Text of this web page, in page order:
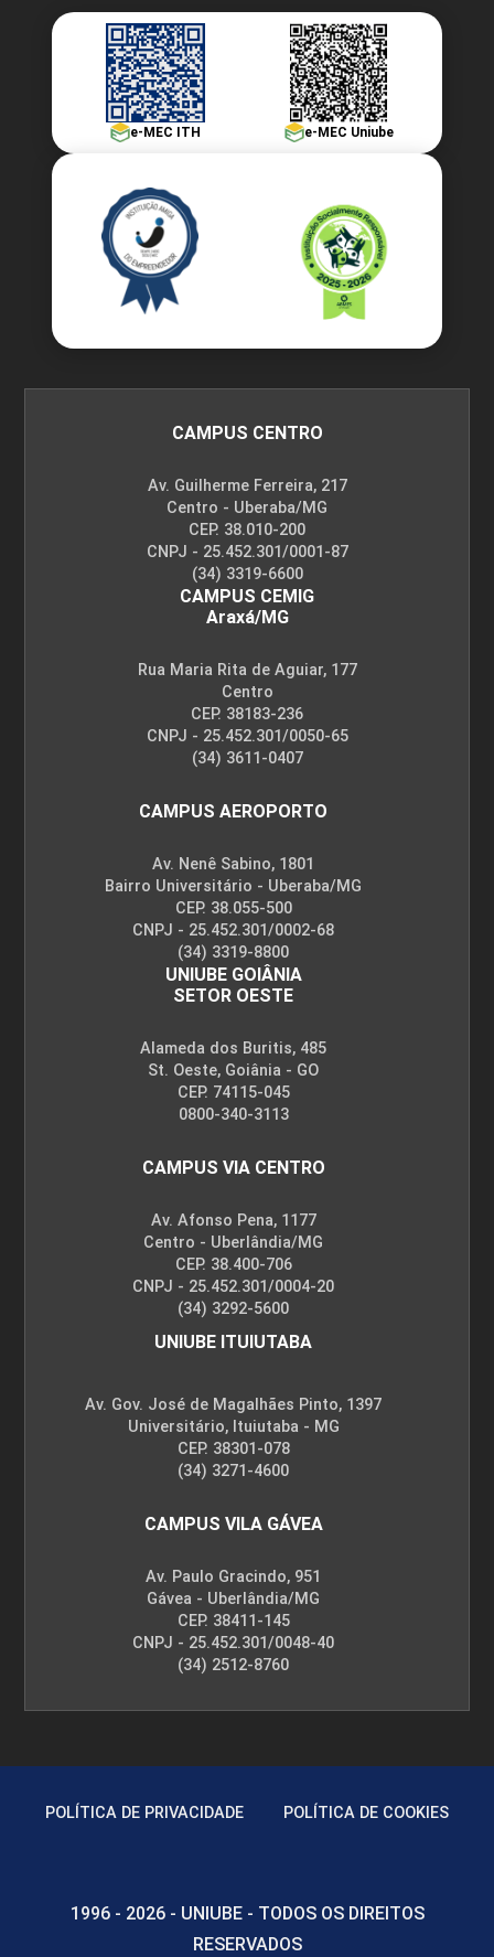
e-MEC ITH e-MEC Uniube
CAMPUS CENTRO
Av. Guilherme Ferreira, 217
Centro - Uberaba/MG
CEP. 38.010-200
CNPJ - 25.452.301/0001-87
(34) 3319-6600
CAMPUS CEMIG
Araxá/MG
Rua Maria Rita de Aguiar, 177
Centro
CEP. 38183-236
CNPJ - 25.452.301/0050-65
(34) 3611-0407
CAMPUS AEROPORTO
Av. Nenê Sabino, 1801
Bairro Universitário - Uberaba/MG
CEP. 38.055-500
CNPJ - 25.452.301/0002-68
(34) 3319-8800
UNIUBE GOIÂNIA
SETOR OESTE
Alameda dos Buritis, 485
St. Oeste, Goiânia - GO
CEP. 74115-045
0800-340-3113
CAMPUS VIA CENTRO
Av. Afonso Pena, 1177
Centro - Uberlândia/MG
CEP. 38.400-706
CNPJ - 25.452.301/0004-20
(34) 3292-5600
UNIUBE ITUIUTABA
Av. Gov. José de Magalhães Pinto, 1397
Universitário, Ituiutaba - MG
CEP. 38301-078
(34) 3271-4600
CAMPUS VILA GÁVEA
Av. Paulo Gracindo, 951
Gávea - Uberlândia/MG
CEP. 38411-145
CNPJ - 25.452.301/0048-40
(34) 2512-8760
POLÍTICA DE PRIVACIDADE POLÍTICA DE COOKIES
1996 - 2026 - UNIUBE - TODOS OS DIREITOS
RESERVADOS